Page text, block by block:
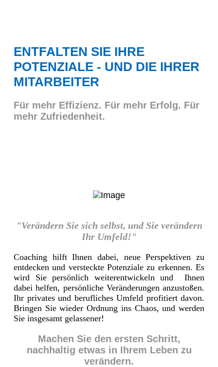
ENTFALTEN SIE IHRE
POTENZIALE - UND DIE IHRER
MITARBEITER
Für mehr Effizienz. Für mehr Erfolg. Für
mehr Zufriedenheit.
"Verändern Sie sich selbst, und Sie verändern
Ihr Umfeld!"
Coaching hilft Ihnen dabei, neue Perspektiven zu
entdecken und versteckte Potenziale zu erkennen. Es
wird Sie persönlich weiterentwickeln und Ihnen
dabei helfen, persönliche Veränderungen anzustoßen.
Ihr privates und berufliches Umfeld profitiert davon.
Bringen Sie wieder Ordnung ins Chaos, und werden
Sie insgesamt gelassener!
Machen Sie den ersten Schritt,
nachhaltig etwas in Ihrem Leben zu
verändern.